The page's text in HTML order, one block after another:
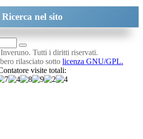
Ricerca nel sito
Tutti i diritti riservati.
rilasciato sotto licenza GNU/GPL.
visite totali: